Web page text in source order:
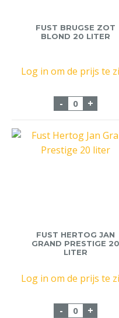
FUST BRUGSE ZOT
BLOND 20 LITER
Log in om de prijs te
- Fust+
FUST HERTOG JAN
GRAND PRESTIGE 20
LITER
Log in om de prijs te
- Fust+